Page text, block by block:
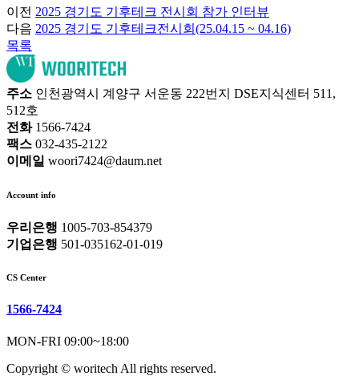
이전 2025 경기도 기후테크 전시회 참가 인터뷰
다음 2025 경기도 기후테크전시회(25.04.15 ~ 04.16)
목록
주소 인천광역시 계양구 서운동 222번지 DSE지식센터 511,
512호
전화1566-7424
팩스 032-435-2122
이메일 woori7424@daum.net
Account info
우리은행 1005-703-854379
기업은행 501-035162-01-019
CS Center
1566-7424
MON-FRI 09:00~18:00
Copyright © woritech All rights reserved.